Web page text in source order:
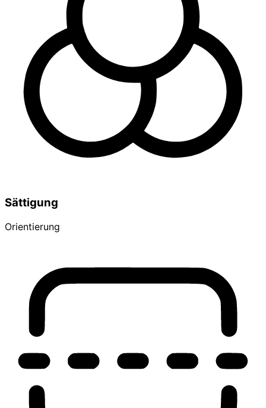
Sättigung
Orientierung